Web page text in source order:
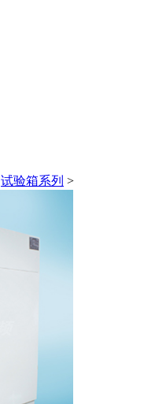
试验箱系列 >